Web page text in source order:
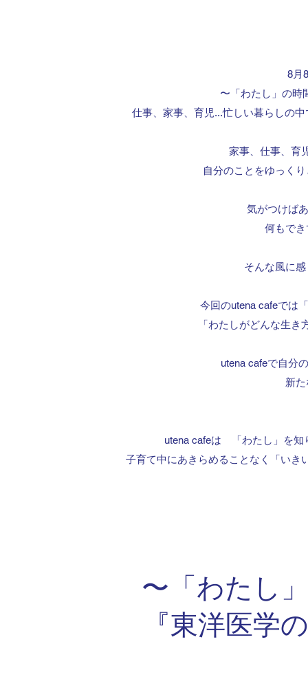
8月
〜「わたし」の時
仕事、家事、育児...忙しい暮らしの
家事、仕事、育
自分のことをゆっく
気がつけば
何もで
そんな風に
今回のutena cafeでは
「わたしがどんな生
utena cafeで自分
新
utena cafeは 「わたし」を知
子育て中にあきらめることなく「いき
〜「わたし
『東洋医学